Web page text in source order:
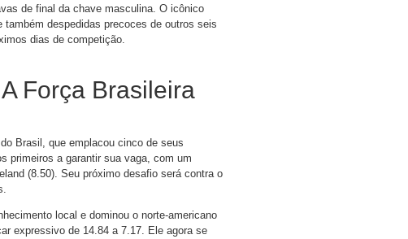
de final da chave masculina. O icônico
despedidas precoces de outros seis
dias de competição.
Força Brasileira
Brasil, que emplacou cinco de seus
primeiros a garantir sua vaga, com um
(8.50). Seu próximo desafio será contra o
local e dominou o norte-americano
expressivo de 14.84 a 7.17. Ele agora se